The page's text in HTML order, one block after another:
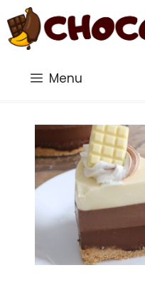
Saltar
al
contenido
Menu